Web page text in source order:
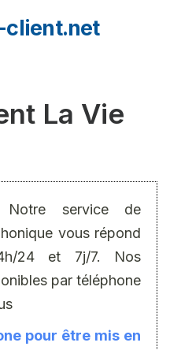
client.net
La Vie
service de
vous répond
24 et 7j/7. Nos
par téléphone
pour être mis en